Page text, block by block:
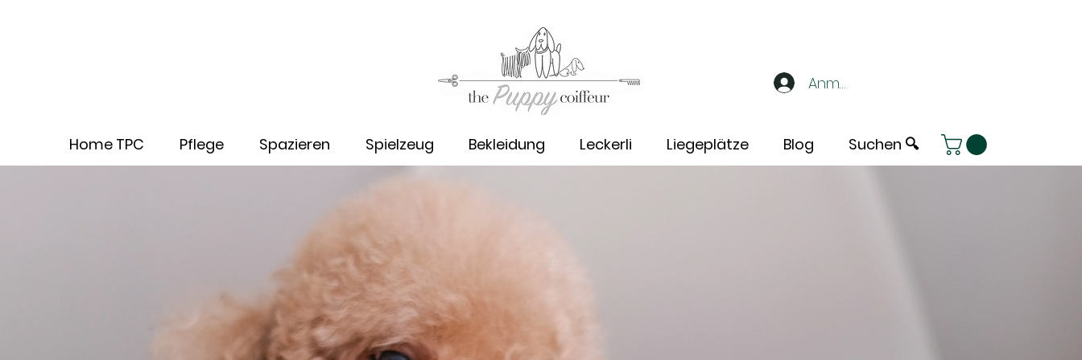
Anmelden
Home TPC Pflege Spazieren Spielzeug Bekleidung Leckerli Liegeplätze Blog Suchen 🔍